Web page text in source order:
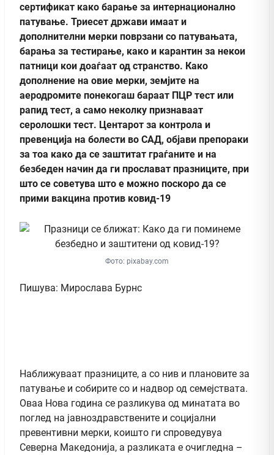
сертификат како барање за интернационално
патување. Триесет држави имаат и
дополнителни мерки поврзани со патувањата,
барања за тестирање, како и карантин за некои
патници кои доаѓаат од странство. Како
дополнение на овие мерки, земјите на
аеродромите понекогаш бараат ПЦР тест или
рапид тест, а само неколку признаваат
серолошки тест. Центарот за контрола и
превенција на болести во САД, објави препораки
за тоа како да се заштитат граѓаните и на
безбеден начин да ги прослават празниците, при
што се советува што е можно поскоро да се
прими вакцина против ковид-19
Фото: pixabay.com
Пишува: Мирослава Бурнс
Наближуваат празниците, а со нив и плановите за
патување и собирите со и надвор од семејствата.
Оваа Нова година се разликува од минатата во
поглед на јавноздравствените и социјални
превентивни мерки, коишто ги спроведувуа
Северна Македонија, а разликата е очигледна –